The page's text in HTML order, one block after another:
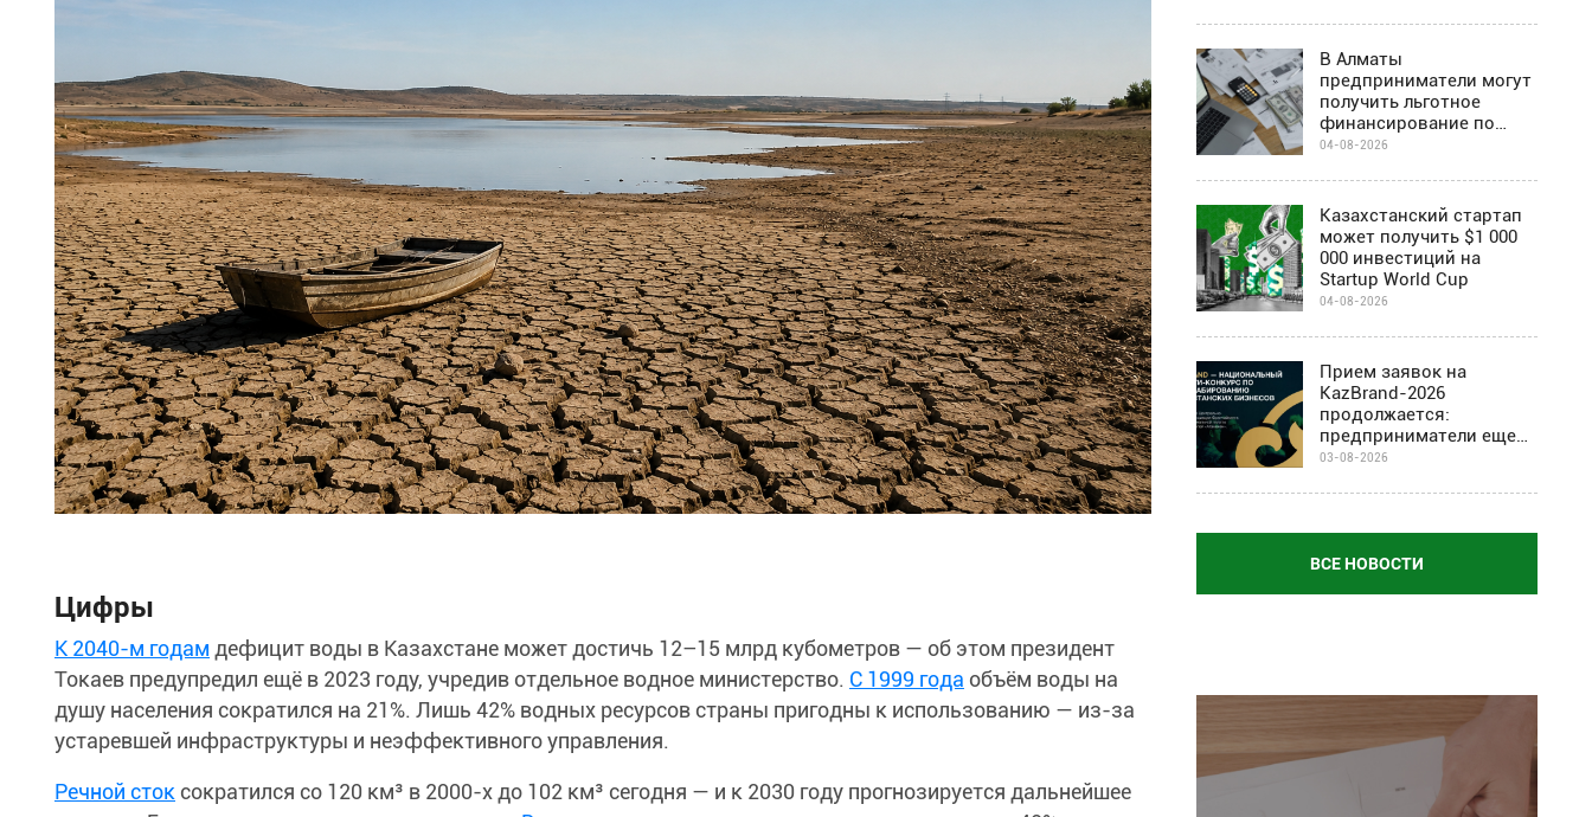
Цифры
К 2040-м годам дефицит воды в Казахстане может достичь 12–15 млрд кубометров — об этом президент
Токаев предупредил ещё в 2023 году, учредив отдельное водное министерство. С 1999 года объём воды на
душу населения сократился на 21%. Лишь 42% водных ресурсов страны пригодны к использованию — из-за
устаревшей инфраструктуры и неэффективного управления.
Речной сток сократился со 120 км³ в 2000-х до 102 км³ сегодня — и к 2030 году прогнозируется дальнейшее
В Алматы
предприниматели могут
получить льготное
финансирование по
программе Almaty
04-08-2026
Казахстанский стартап
может получить $1 000
000 инвестиций на
Startup World Cup
04-08-2026
Прием заявок на
KazBrand-2026
продолжается:
предприниматели еще
могут присоединиться к
03-08-2026
ВСЕ НОВОСТИ